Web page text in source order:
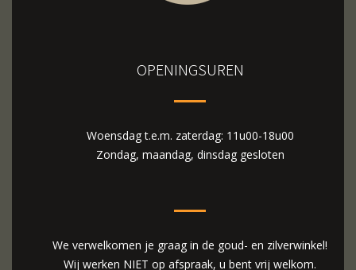
OPENINGSUREN
Woensdag t.e.m. zaterdag: 11u00-18u00
Zondag, maandag, dinsdag gesloten
We verwelkomen je graag in de goud- en zilverwinkel!
Wij werken NIET op afspraak, u bent vrij welkom.